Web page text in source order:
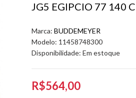
JG5 EGIPCIO 77 140
Marca: BUDDEMEYER
Modelo: 11458748300
Disponibilidade: Em estoque
R$564,00